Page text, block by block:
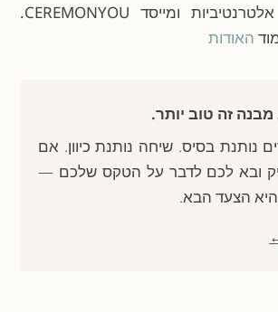
מומחה לחופות אלטרנטיביות ומייסד CEREMONYOU.
האודות
זה טוב יותר.
נותנת בסיס. שיחה נותנת כיוון. אם
ובא לכם לדבר על הטקס שלכם —
היא הצעד הבא.